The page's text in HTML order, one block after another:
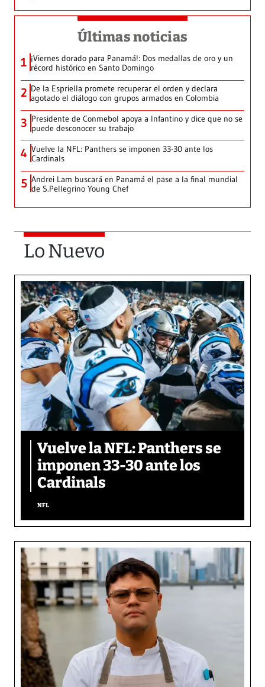
Últimas noticias
1 ¡Viernes dorado para Panamá!: Dos medallas de oro y un
récord histórico en Santo Domingo
2 De la Espriella promete recuperar el orden y declara
agotado el diálogo con grupos armados en Colombia
3 Presidente de Conmebol apoya a Infantino y dice que no se
puede desconocer su trabajo
4 Vuelve la NFL: Panthers se imponen 33-30 ante los
Cardinals
5 Andrei Lam buscará en Panamá el pase a la final mundial
de S.Pellegrino Young Chef
Lo Nuevo
Vuelve la NFL: Panthers se
imponen 33-30 ante los
Cardinals
NFL